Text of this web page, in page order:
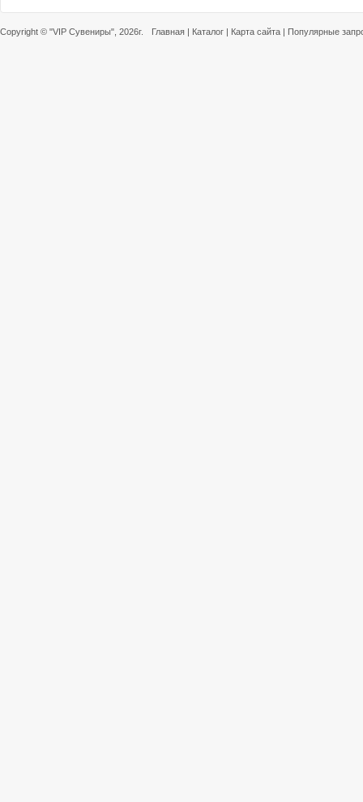
Copyright © "VIP Сувениры" , 2026г. Главная | Каталог | Карта сайта | Популярные